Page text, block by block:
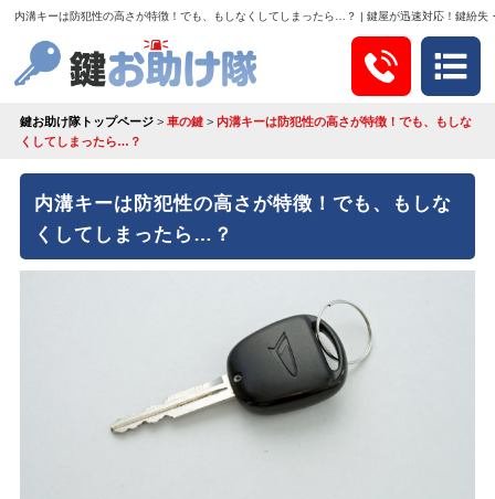
内溝キーは防犯性の高さが特徴！でも、もしなくしてしまったら…？ | 鍵屋が迅速対応！鍵紛
鍵お助け隊トップページ> 車の鍵> 内溝キーは防犯性の高さが特徴！でも、もしな
くしてしまったら…？
内溝キーは防犯性の高さが特徴！でも、もしな
くしてしまったら…？